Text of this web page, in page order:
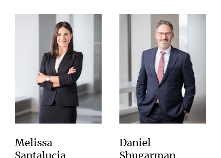
Melissa
Santalucia
Daniel
Shugarman